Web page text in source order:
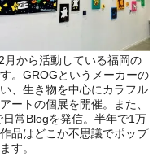
月から活動している福岡の
。GROGというメーカーの
、生き物を中心にカラフル
ートの個展を開催。また、
常Blogを発信。半年で1万
品はどこか不思議でポップ
す。